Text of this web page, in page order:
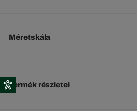
Méretskála
Termék részletei